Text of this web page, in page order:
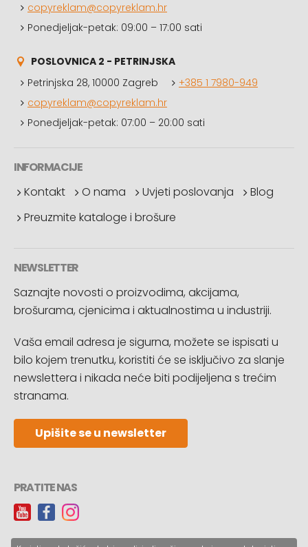
copyreklam@copyreklam.hr
Ponedjeljak-petak: 09:00 – 17:00 sati
POSLOVNICA 2 - PETRINJSKA
Petrinjska 28, 10000 Zagreb
+385 1 7980-949
copyreklam@copyreklam.hr
Ponedjeljak-petak: 07:00 – 20:00 sati
INFORMACIJE
Kontakt
O nama Uvjeti poslovanja
Blog
Preuzmite kataloge i brošure
NEWSLETTER
Saznajte novosti o proizvodima, akcijama,
brošurama, cjenicima i aktualnostima u industriji.
Vaša email adresa je sigurna, možete se ispisati u
bilo kojem trenutku, koristiti će se isključivo za slanje
newslettera i nikada neće biti podijeljena s trećim
stranama.
Upišite se u newsletter
PRATITE NAS